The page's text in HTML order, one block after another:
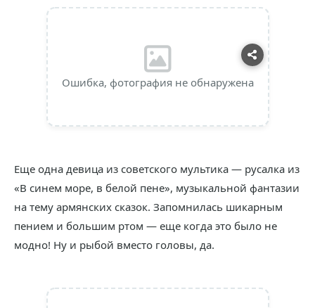
Ошибка, фотография не обнаружена
Еще одна девица из советского мультика — русалка из
«В синем море, в белой пене», музыкальной фантазии
на тему армянских сказок. Запомнилась шикарным
пением и большим ртом — еще когда это было не
модно! Ну и рыбой вместо головы, да.